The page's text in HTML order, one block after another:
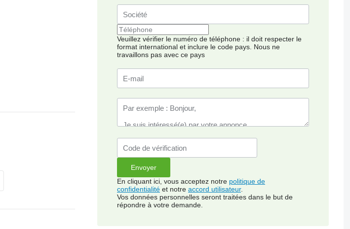
Veuillez vérifier le numéro de téléphone : il doit respecter le
format international et inclure le code pays. Nous ne
travaillons pas avec ce pays
En cliquant ici, vous acceptez notre politique de
confidentialité et notre accord utilisateur.
Vos données personnelles seront traitées dans le but de
répondre à votre demande.